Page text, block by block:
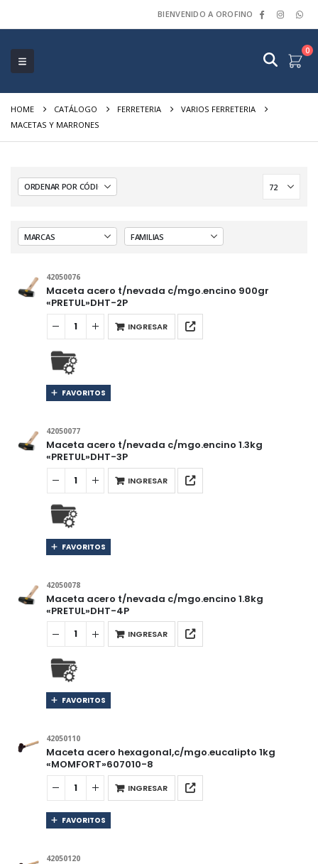
BIENVENIDO A OROFINO
0
HOME CATÁLOGO FERRETERIA
VARIOS FERRETERIA
MACETAS Y MARRONES
42050076
Maceta acero t/nevada c/mgo.encino 900gr
«PRETUL»DHT-2P
INGRESAR
FAVORITOS
42050077
Maceta acero t/nevada c/mgo.encino 1.3kg
«PRETUL»DHT-3P
INGRESAR
FAVORITOS
42050078
Maceta acero t/nevada c/mgo.encino 1.8kg
«PRETUL»DHT-4P
INGRESAR
FAVORITOS
42050110
Maceta acero hexagonal,c/mgo.eucalipto 1kg
«MOMFORT»607010-8
INGRESAR
FAVORITOS
42050120